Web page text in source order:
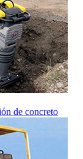
de concreto